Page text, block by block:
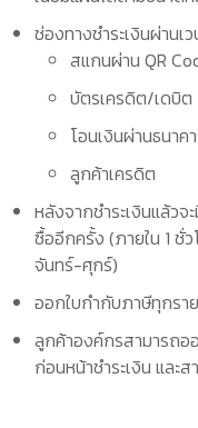
ช่องทางชำระเงินผ่านเ
สแกนผ่าน QR
บัตรเครดิต/เดบิต
โอนเงินผ่านธนาค
ลูกค้าเครดิต
หลังจากชำระเงินแล้วจ
ซื้ออีกครั้ง (ภายใน 1 ชั่
จันทร์-ศุกร์)
ออกใบกำกับภาษีทุกรา
ลูกค้าองค์กรสามารถอ
ก่อนหน้าชำระเงิน และ